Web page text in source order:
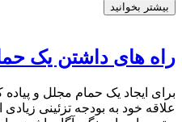
بیشتر بخوانید
راه های داشتن یک
برای ایجاد یک حمام مجلل و
علاقه خود به بودجه تزئینی زیادی